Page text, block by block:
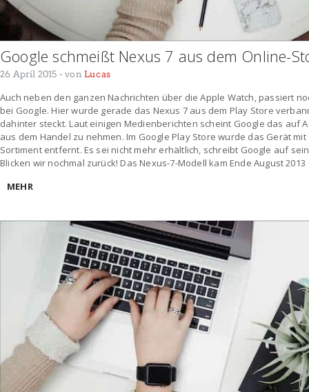
Google schmeißt Nexus 7 aus dem Online-
26 April 2015 - von Lucas
Auch neben den ganzen Nachrichten über die Apple Watch, passiert
bei Google. Hier wurde gerade das Nexus 7 aus dem Play Store
dahinter steckt. Laut einigen Medienberichten scheint Google das auf
aus dem Handel zu nehmen. Im Google Play Store wurde das Gerät
Sortiment entfernt. Es sei nicht mehr erhältlich, schreibt Google auf
Blicken wir nochmal zurück! Das Nexus-7-Modell kam Ende August 2013
MEHR